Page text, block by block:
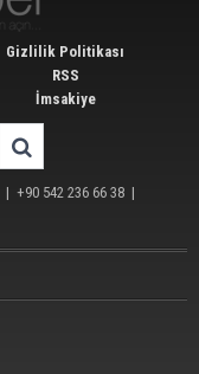
Gizlilik Politikası
RSS
İmsakiye
| +90 542 236 66 38 |